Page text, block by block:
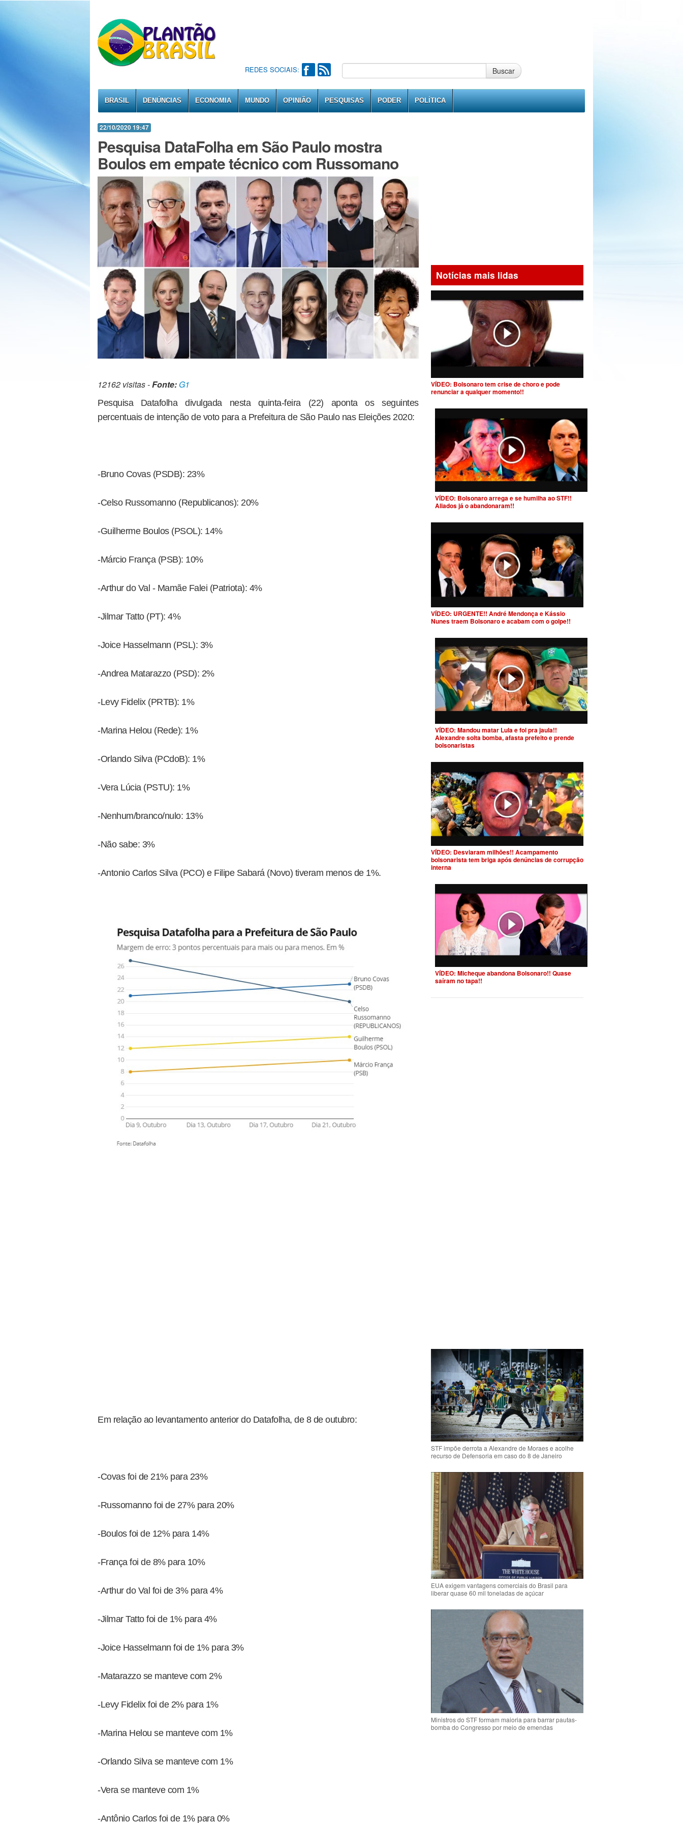
REDES SOCIAIS: Buscar
BRASIL DENÚNCIAS ECONOMIA MUNDO OPINIÃO PESQUISAS PODER POLÍTICA
22/10/2020 19:47
Pesquisa DataFolha em São Paulo mostra
Boulos em empate técnico com Russomano
12162 visitas -Fonte: G1
Pesquisa Datafolha divulgada nesta quinta-feira (22) aponta os seguintes
percentuais de intenção de voto para a Prefeitura de São Paulo nas Eleições 2020:
-Bruno Covas (PSDB): 23%
-Celso Russomanno (Republicanos): 20%
-Guilherme Boulos (PSOL): 14%
-Márcio França (PSB): 10%
-Arthur do Val - Mamãe Falei (Patriota): 4%
-Jilmar Tatto (PT): 4%
-Joice Hasselmann (PSL): 3%
-Andrea Matarazzo (PSD): 2%
-Levy Fidelix (PRTB): 1%
-Marina Helou (Rede): 1%
-Orlando Silva (PCdoB): 1%
-Vera Lúcia (PSTU): 1%
-Nenhum/branco/nulo: 13%
-Não sabe: 3%
-Antonio Carlos Silva (PCO) e Filipe Sabará (Novo) tiveram menos de 1%.
Em relação ao levantamento anterior do Datafolha, de 8 de outubro:
-Covas foi de 21% para 23%
-Russomanno foi de 27% para 20%
-Boulos foi de 12% para 14%
-França foi de 8% para 10%
-Arthur do Val foi de 3% para 4%
-Jilmar Tatto foi de 1% para 4%
-Joice Hasselmann foi de 1% para 3%
-Matarazzo se manteve com 2%
-Levy Fidelix foi de 2% para 1%
-Marina Helou se manteve com 1%
-Orlando Silva se manteve com 1%
-Vera se manteve com 1%
-Antônio Carlos foi de 1% para 0%
Notícias mais lidas
VÍDEO: Bolsonaro tem crise de choro e pode
renunciar a qualquer momento!!
VÍDEO: Bolsonaro arrega e se humilha ao STF!!
Aliados já o abandonaram!!
VÍDEO: URGENTE!! André Mendonça e Kássio
Nunes traem Bolsonaro e acabam com o golpe!!
VÍDEO: Mandou matar Lula e foi pra jaula!!
Alexandre solta bomba, afasta prefeito e prende
bolsonaristas
VÍDEO: Desviaram milhões!! Acampamento
bolsonarista tem briga após denúncias de corrupção
interna
VÍDEO: Micheque abandona Bolsonaro!! Quase
saíram no tapa!!
STF impõe derrota a Alexandre de Moraes e acolhe
recurso de Defensoria em caso do 8 de Janeiro
EUA exigem vantagens comerciais do Brasil para
liberar quase 60 mil toneladas de açúcar
Ministros do STF formam maioria para barrar pautas-
bomba do Congresso por meio de emendas